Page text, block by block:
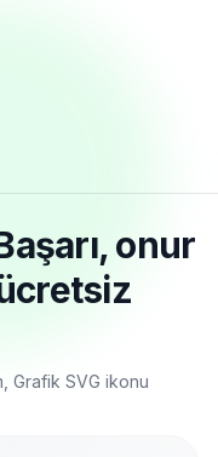
onur
Grafik SVG ikonu